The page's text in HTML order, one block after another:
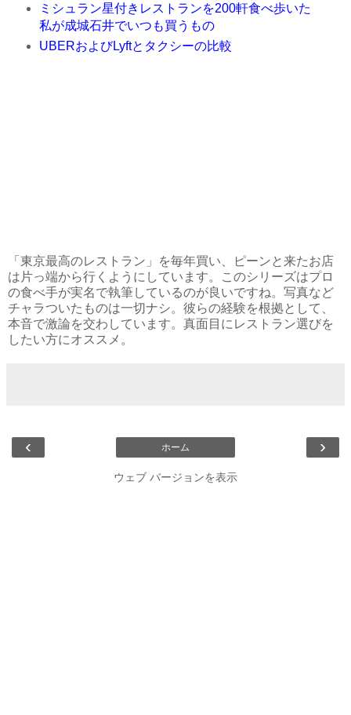
ミシュラン星付きレストランを200軒食べ歩いた
私が成城石井でいつも買うもの
UBERおよびLyftとタクシーの比較
「東京最高のレストラン」を毎年買い、ピーンと来たお店
は片っ端から行くようにしています。このシリーズはプロ
の食べ手が実名で執筆しているのが良いですね。写真など
チャラついたものは一切ナシ。彼らの経験を根拠として、
本音で激論を交わしています。真面目にレストラン選びを
したい方にオススメ。
‹ ›
ホーム
ウェブ バージョンを表示